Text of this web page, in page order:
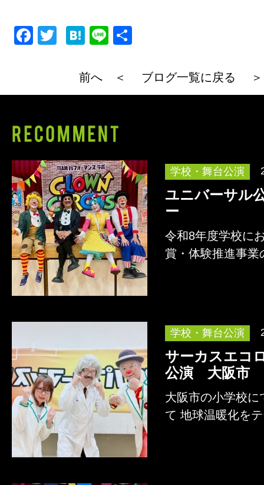
F
e
o
o
k
er
H
e
n
Li
e
前へ ＜ ブログ一覧に戻る
学校・舞台公演
ユニバーサル
ー
令和8年度学校に
賞・体験推進事業
学校・舞台公演
サーカスエコ
公演 大阪市
大阪市の小学校に
て 地球温暖化を